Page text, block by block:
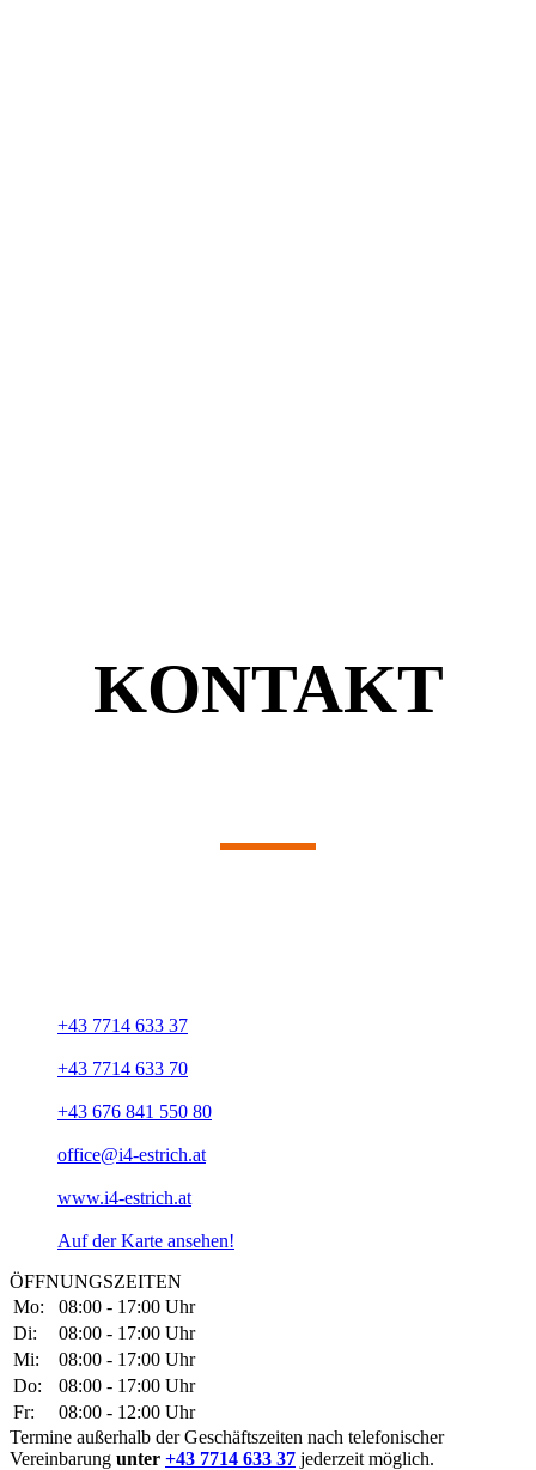
KONTAKT
+43 7714 633 37
+43 7714 633 70
+43 676 841 550 80
office@i4-estrich.at
www.i4-estrich.at
Auf der Karte ansehen!
ÖFFNUNGSZEITEN
Mo:
08:00 - 17:00 Uhr
Di:
08:00 - 17:00 Uhr
Mi:
08:00 - 17:00 Uhr
Do:
08:00 - 17:00 Uhr
Fr:
08:00 - 12:00 Uhr
Termine außerhalb der Geschäftszeiten nach telefonischer
Vereinbarung unter +43 7714 633 37 jederzeit möglich.